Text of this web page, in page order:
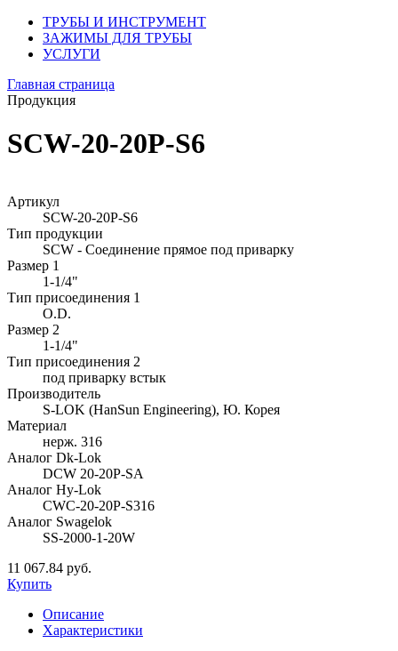
ТРУБЫ И ИНСТРУМЕНТ
ЗАЖИМЫ ДЛЯ ТРУБЫ
УСЛУГИ
Главная страница
Продукция
SCW-20-20P-S6
Артикул
SCW-20-20P-S6
Тип продукции
SCW - Соединение прямое под приварку
Размер 1
1-1/4"
Тип присоединения 1
O.D.
Размер 2
1-1/4"
Тип присоединения 2
под приварку встык
Производитель
S-LOK (HanSun Engineering), Ю. Корея
Материал
нерж. 316
Аналог Dk-Lok
DCW 20-20P-SA
Аналог Hy-Lok
CWC-20-20P-S316
Аналог Swagelok
SS-2000-1-20W
11 067.84 руб.
Купить
Описание
Характеристики